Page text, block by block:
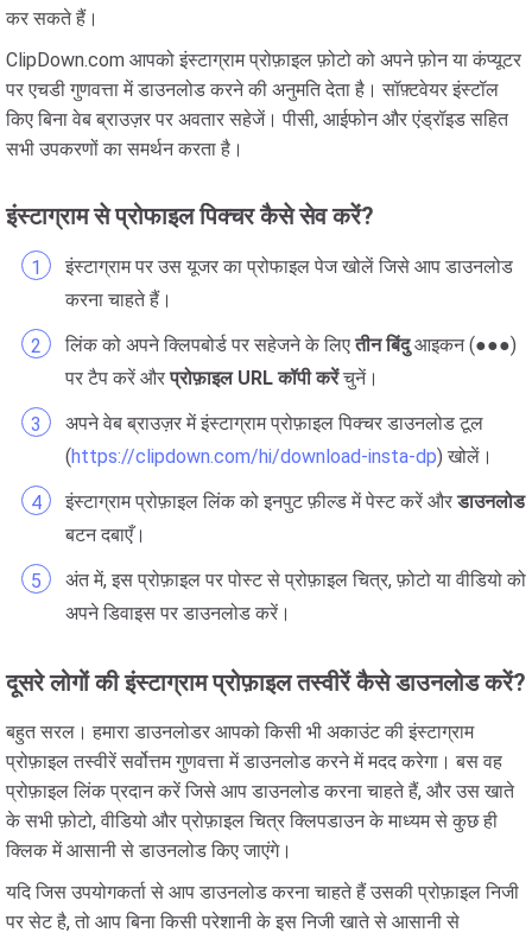
कर सकते हैं।
ClipDown.com आपको इंस्टाग्राम प्रोफ़ाइल फ़ोटो को अपने फ़ोन या कंप्यूटर
पर एचडी गुणवत्ता में डाउनलोड करने की अनुमति देता है। सॉफ़्टवेयर इंस्टॉल
किए बिना वेब ब्राउज़र पर अवतार सहेजें। पीसी, आईफोन और एंड्रॉइड सहित
सभी उपकरणों का समर्थन करता है।
इंस्टाग्राम से प्रोफाइल पिक्चर कैसे सेव करें?
इंस्टाग्राम पर उस यूजर का प्रोफाइल पेज खोलें जिसे आप डाउनलोड
करना चाहते हैं।
लिंक को अपने क्लिपबोर्ड पर सहेजने के लिएतीन बिंदुआइकन (●●●)
पर टैप करें औरप्रोफ़ाइल URL कॉपी करेंचुनें।
अपने वेब ब्राउज़र में इंस्टाग्राम प्रोफ़ाइल पिक्चर डाउनलोड टूल
(https://clipdown.com/hi/download-insta-dp) खोलें।
इंस्टाग्राम प्रोफ़ाइल लिंक को इनपुट फ़ील्ड में पेस्ट करें औरडाउनलोड
बटन दबाएँ।
अंत में, इस प्रोफ़ाइल पर पोस्ट से प्रोफ़ाइल चित्र, फ़ोटो या वीडियो को
अपने डिवाइस पर डाउनलोड करें।
दूसरे लोगों की इंस्टाग्राम प्रोफ़ाइल तस्वीरें कैसे डाउनलोड करें?
बहुत सरल। हमारा डाउनलोडर आपको किसी भी अकाउंट की इंस्टाग्राम
प्रोफ़ाइल तस्वीरें सर्वोत्तम गुणवत्ता में डाउनलोड करने में मदद करेगा। बस वह
प्रोफ़ाइल लिंक प्रदान करें जिसे आप डाउनलोड करना चाहते हैं, और उस खाते
के सभी फ़ोटो, वीडियो और प्रोफ़ाइल चित्र क्लिपडाउन के माध्यम से कुछ ही
क्लिक में आसानी से डाउनलोड किए जाएंगे।
यदि जिस उपयोगकर्ता से आप डाउनलोड करना चाहते हैं उसकी प्रोफ़ाइल निजी
पर सेट है, तो आप बिना किसी परेशानी के इस निजी खाते से आसानी से